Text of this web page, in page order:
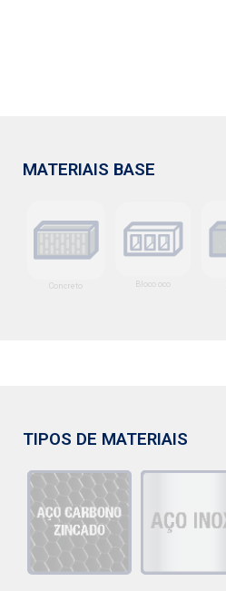
MATERIAIS BASE
Concreto Bloco oco
TIPOS DE MATERIAIS